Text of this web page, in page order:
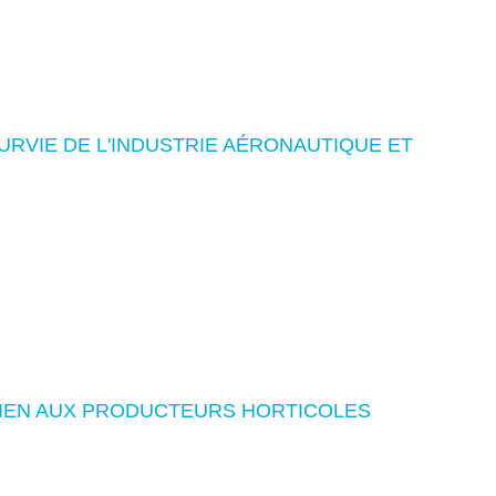
DE L'INDUSTRIE AÉRONAUTIQUE ET
AUX PRODUCTEURS HORTICOLES